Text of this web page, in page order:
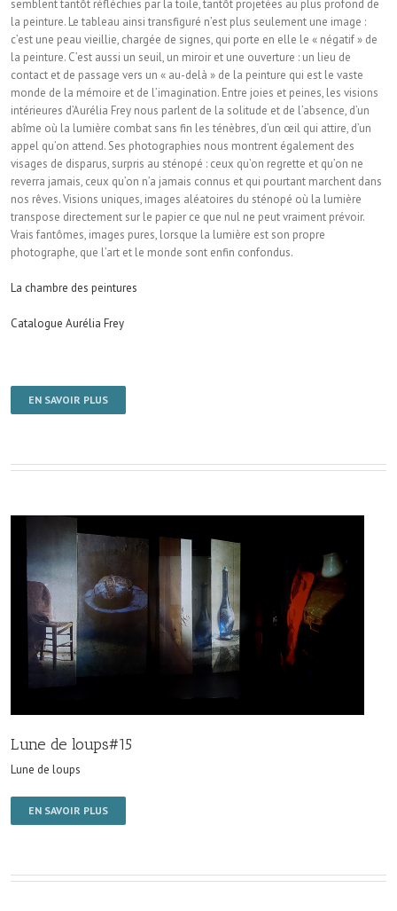
semblent tantôt réfléchies par la toile, tantôt projetées au plus profond de
la peinture. Le tableau ainsi transfiguré n’est plus seulement une image :
c’est une peau vieillie, chargée de signes, qui porte en elle le « négatif » de
la peinture. C’est aussi un seuil, un miroir et une ouverture : un lieu de
contact et de passage vers un « au-delà » de la peinture qui est le vaste
monde de la mémoire et de l’imagination. Entre joies et peines, les visions
intérieures d’Aurélia Frey nous parlent de la solitude et de l’absence, d’un
abîme où la lumière combat sans fin les ténèbres, d’un œil qui attire, d’un
appel qu’on attend. Ses photographies nous montrent également des
visages de disparus, surpris au sténopé : ceux qu’on regrette et qu’on ne
reverra jamais, ceux qu’on n’a jamais connus et qui pourtant marchent dans
nos rêves. Visions uniques, images aléatoires du sténopé où la lumière
transpose directement sur le papier ce que nul ne peut vraiment prévoir.
Vrais fantômes, images pures, lorsque la lumière est son propre
photographe, que l’art et le monde sont enfin confondus.
La chambre des peintures
Catalogue Aurélia Frey
EN SAVOIR PLUS
Lune de loups#15
Lune de loups
EN SAVOIR PLUS